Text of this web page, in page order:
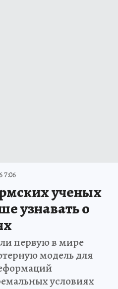
7:06
ученых
узнавать о
первую в мире
модель для
условиях